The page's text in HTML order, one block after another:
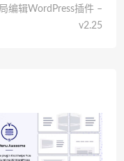
编辑WordPress插件 –
v2.25